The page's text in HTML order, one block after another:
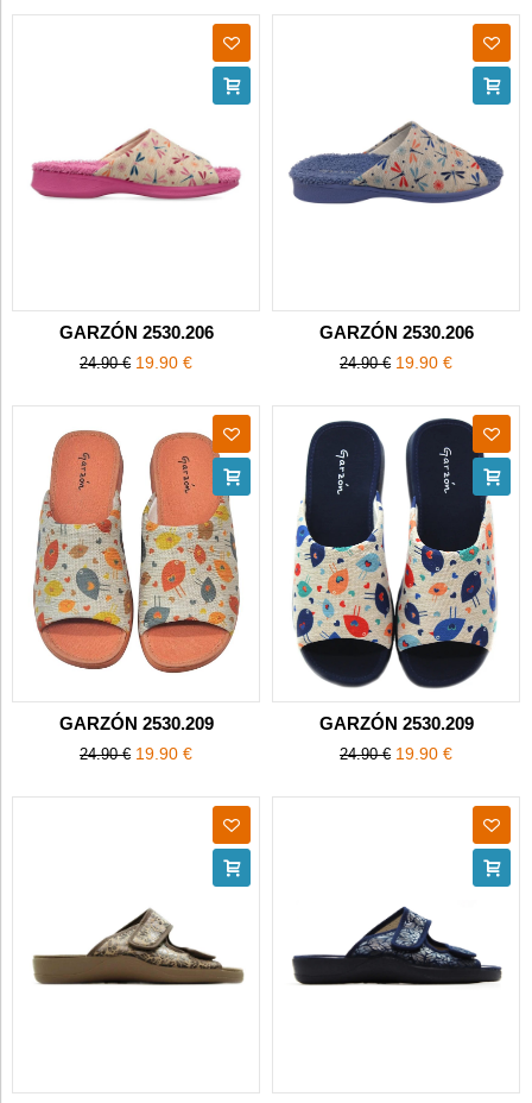
GARZÓN 2530.206
24.90 € 19.90 €
GARZÓN 2530.206
24.90 € 19.90 €
GARZÓN 2530.209
24.90 € 19.90 €
GARZÓN 2530.209
24.90 € 19.90 €